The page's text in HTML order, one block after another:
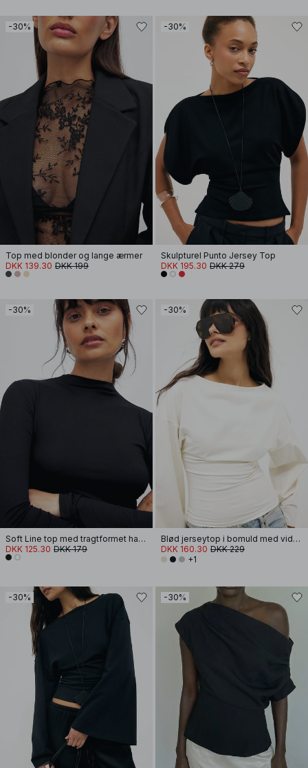
-30%
Top med blonder og lange ærmer
DKK 139.30 DKK 199
-30%
Skulpturel Punto Jersey Top
DKK 195.30 DKK 279
-30%
Soft Line top med tragtformet hals og lange ærmer
DKK 125.30 DKK 179
-30%
Blød jerseytop i bomuld med vide ærmer
DKK 160.30 DKK 229
+1
-30% -30%